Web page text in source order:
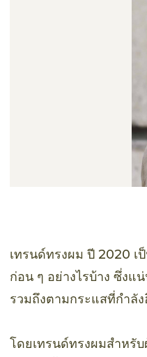
เทรนด์ทรงผม ปี 2020 เ
ก่อน ๆ อย่างไรบ้าง ซึ่งแ
รวมถึงตามกระแสที่กำลั
โดยเทรนด์ทรงผมสำหรั